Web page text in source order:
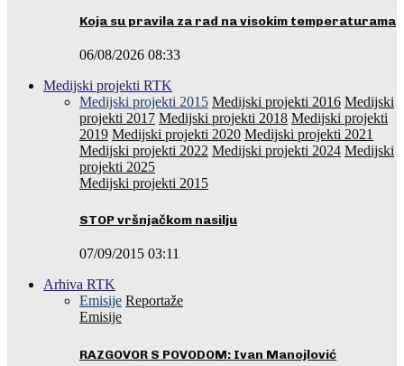
Koja su pravila za rad na visokim temperaturama
06/08/2026 08:33
Medijski projekti RTK
Medijski projekti 2015 Medijski projekti 2016 Medijski
projekti 2017 Medijski projekti 2018 Medijski projekti
2019 Medijski projekti 2020 Medijski projekti 2021
Medijski projekti 2022 Medijski projekti 2024 Medijski
projekti 2025
Medijski projekti 2015
STOP vršnjačkom nasilju
07/09/2015 03:11
Arhiva RTK
Emisije Reportaže
Emisije
RAZGOVOR S POVODOM: Ivan Manojlović